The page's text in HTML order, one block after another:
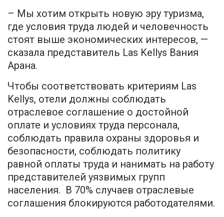
– Мы хотим открыть новую эру туризма,
где условия труда людей и человечность
стоят выше экономических интересов, —
сказала представитель Las Kellys Вания
Арана.
Чтобы соответствовать критериям Las
Kellys, отели должны соблюдать
отраслевое соглашение о достойной
оплате и условиях труда персонала,
соблюдать правила охраны здоровья и
безопасности, соблюдать политику
равной оплаты труда и нанимать на работу
представителей уязвимых групп
населения. В 70% случаев отраслевые
соглашения блокируются работодателями.